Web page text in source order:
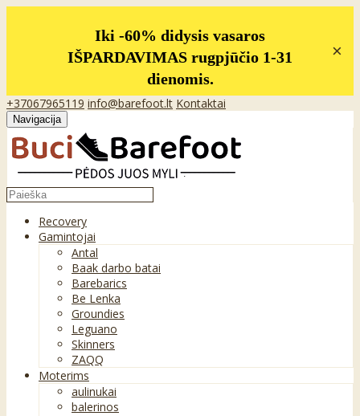
Iki -60% didysis vasaros
IŠPARDAVIMAS rugpjūčio 1-31
dienomis.
×
+37067965119 info@barefoot.lt Kontaktai
Navigacija
Recovery
Gamintojai
Antal
Baak darbo batai
Barebarics
Be Lenka
Groundies
Leguano
Skinners
ZAQQ
Moterims
aulinukai
balerinos